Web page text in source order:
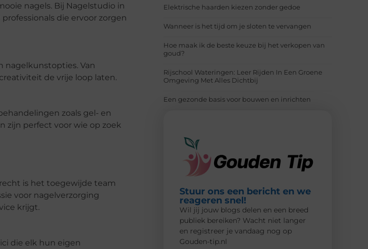
nagels. Bij Nagelstudio in
die ervoor zorgen
nagelkunstopties. Van
de vrije loop laten.
zoals gel- en
zijn perfect voor wie op zoek
is het toegewijde team
voor nagelverzorging
krijgt.
die elk hun eigen
Elektrische haarden kiezen zonder gedoe
Wanneer is het tijd om je sloten te vervangen
Hoe maak ik de beste keuze bij het verkopen van
goud?
Rijschool Wateringen: Leer Rijden In Een Groene
Omgeving Met Alles Dichtbij
Een gezonde basis voor bouwen en inrichten
Stuur ons een bericht en we
reageren snel!
Wil jij jouw blogs delen en een breed
publiek bereiken? Wacht niet langer
en registreer je vandaag nog op
Gouden-tip.nl